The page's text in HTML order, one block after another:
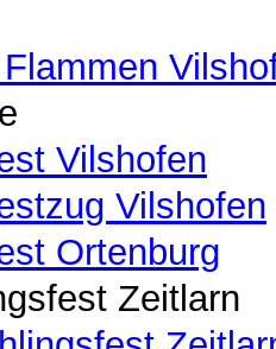
Vilshofen
Vilshofen
Ortenburg
Zeitlarn